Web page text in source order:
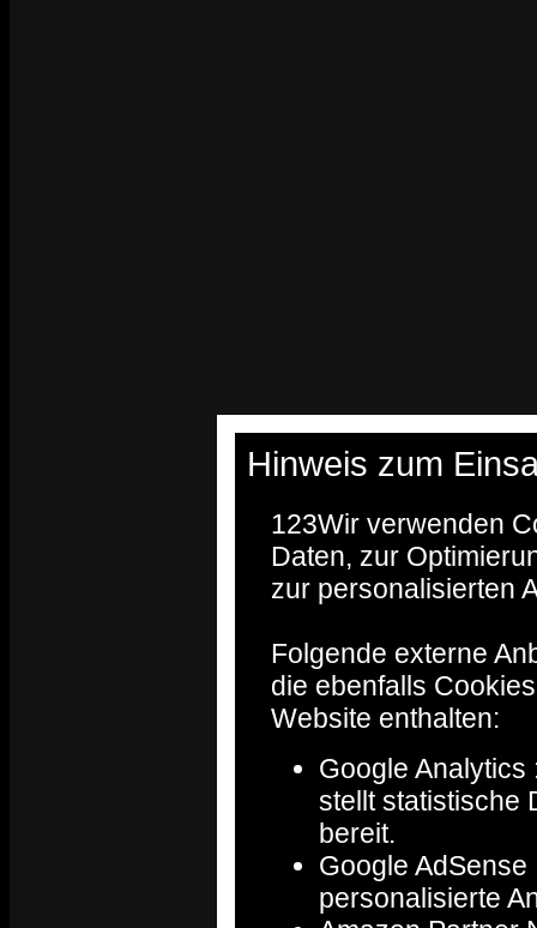
Hinweis zum
123Wir verwenden
Daten, zur
zur personalisierten
Folgende externe
die ebenfalls
Website enthalten:
Google Analytics
stellt statistische
bereit.
Google
personalisierte